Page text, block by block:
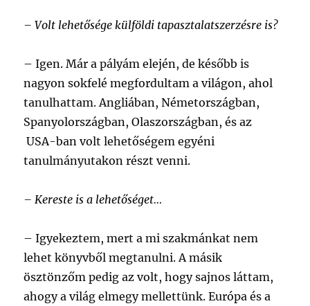
– Volt lehetősége külföldi tapasztalatszerzésre is?
–Igen. Már a pályám elején, de később is
nagyon sokfelé megfordultam a világon, ahol
tanulhattam. Angliában, Németországban,
Spanyolországban, Olaszországban, és az
USA-ban volt lehetőségem egyéni
tanulmányutakon részt venni.
– Kereste is a lehetőséget…
–Igyekeztem, mert a mi szakmánkat nem
lehet könyvből megtanulni. A másik
ösztönzőm pedig az volt, hogy sajnos láttam,
ahogy a világ elmegy mellettünk. Európa és a